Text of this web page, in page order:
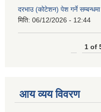
दरभाउ (कोटेशन) पेश गर्ने
मिति: 06/12/2026 - 12:44
1 of
आय व्यय विवरण